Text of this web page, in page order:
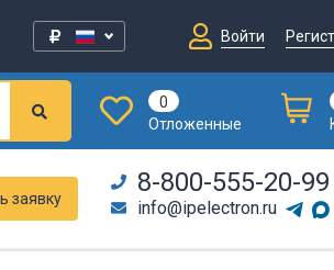
Войти
0
Отложенные
заявку
8-800-555-20-99
info@ipelectron.ru